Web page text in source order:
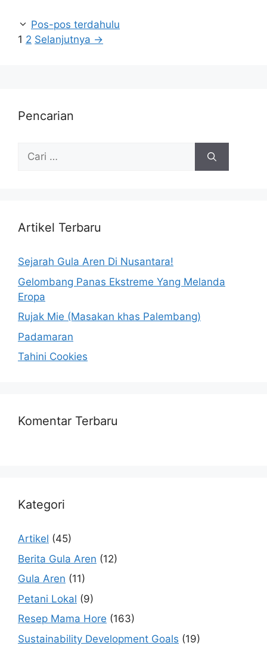
Pos-pos terdahulu
1 2 Selanjutnya →
Pencarian
Artikel Terbaru
Sejarah Gula Aren Di Nusantara!
Gelombang Panas Ekstreme Yang Melanda
Eropa
Rujak Mie (Masakan khas Palembang)
Padamaran
Tahini Cookies
Komentar Terbaru
Kategori
Artikel (45)
Berita Gula Aren (12)
Gula Aren (11)
Petani Lokal (9)
Resep Mama Hore (163)
Sustainability Development Goals (19)